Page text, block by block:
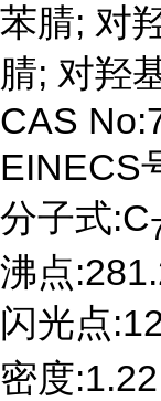
苯腈; 对
腈; 对羟
CAS
EINECS
分子式:C
沸点
闪光点
密度